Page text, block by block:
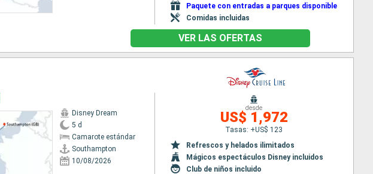
Paquete con entradas a parques disponible
Comidas incluidas
VER LAS OFERTAS
Disney Dream
5 d
Camarote estándar
Southampton
10/08/2026
desde
US$ 1,972
Tasas: +US$ 123
Refrescos y helados ilimitados
Mágicos espectáculos Disney incluidos
Club de niños incluido